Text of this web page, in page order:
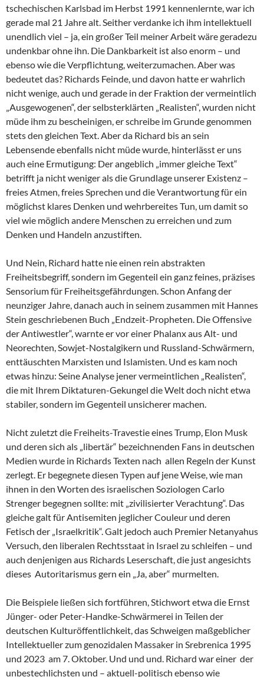
tschechischen Karlsbad im Herbst 1991 kennenlernte, war ich
gerade mal 21 Jahre alt. Seither verdanke ich ihm intellektuell
unendlich viel – ja, ein großer Teil meiner Arbeit wäre geradezu
undenkbar ohne ihn. Die Dankbarkeit ist also enorm – und
ebenso wie die Verpflichtung, weiterzumachen. Aber was
bedeutet das? Richards Feinde, und davon hatte er wahrlich
nicht wenige, auch und gerade in der Fraktion der vermeintlich
„Ausgewogenen“, der selbsterklärten „Realisten“, wurden nicht
müde ihm zu bescheinigen, er schreibe im Grunde genommen
stets den gleichen Text. Aber da Richard bis an sein
Lebensende ebenfalls nicht müde wurde, hinterlässt er uns
auch eine Ermutigung: Der angeblich „immer gleiche Text“
betrifft ja nicht weniger als die Grundlage unserer Existenz –
freies Atmen, freies Sprechen und die Verantwortung für ein
möglichst klares Denken und wehrbereites Tun, um damit so
viel wie möglich andere Menschen zu erreichen und zum
Denken und Handeln anzustiften.
Und Nein, Richard hatte nie einen rein abstrakten
Freiheitsbegriff, sondern im Gegenteil ein ganz feines, präzises
Sensorium für Freiheitsgefährdungen. Schon Anfang der
neunziger Jahre, danach auch in seinem zusammen mit Hannes
Stein geschriebenen Buch „Endzeit-Propheten. Die Offensive
der Antiwestler“, warnte er vor einer Phalanx aus Alt- und
Neorechten, Sowjet-Nostalgikern und Russland-Schwärmern,
enttäuschten Marxisten und Islamisten. Und es kam noch
etwas hinzu: Seine Analyse jener vermeintlichen „Realisten“,
die mit Ihrem Diktaturen-Gekungel die Welt doch nicht etwa
stabiler, sondern im Gegenteil unsicherer machen.
Nicht zuletzt die Freiheits-Travestie eines Trump, Elon Musk
und deren sich als „libertär“ bezeichnenden Fans in deutschen
Medien wurde in Richards Texten nach allen Regeln der Kunst
zerlegt. Er begegnete diesen Typen auf jene Weise, wie man
ihnen in den Worten des israelischen Soziologen Carlo
Strenger begegnen sollte: mit „zivilisierter Verachtung“. Das
gleiche galt für Antisemiten jeglicher Couleur und deren
Fetisch der „Israelkritik“. Galt jedoch auch Premier Netanyahus
Versuch, den liberalen Rechtsstaat in Israel zu schleifen – und
auch denjenigen aus Richards Leserschaft, die just angesichts
dieses Autoritarismus gern ein „Ja, aber“ murmelten.
Die Beispiele ließen sich fortführen, Stichwort etwa die Ernst
Jünger- oder Peter-Handke-Schwärmerei in Teilen der
deutschen Kulturöffentlichkeit, das Schweigen maßgeblicher
Intellektueller zum genozidalen Massaker in Srebrenica 1995
und 2023 am 7. Oktober. Und und und. Richard war einer der
unbestechlichsten und – aktuell-politisch ebenso wie